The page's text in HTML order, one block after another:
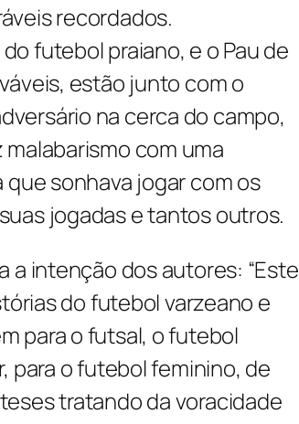
recordados.
futebol praiano, e o Pau de
estão junto com o
na cerca do campo,
com uma
que sonhava jogar com os
jogadas e tantos outros.
a intenção dos autores: “Este
do futebol varzeano e
para o futsal, o futebol
para o futebol feminino, de
tratando da voracidade